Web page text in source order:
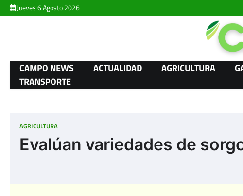
Skip
to
Jueves 6 Agosto 2026
CAMPO NEWS ACTUALIDAD AGRICULTURA
TRANSPORTE
AGRICULTURA
Evalúan variedades de